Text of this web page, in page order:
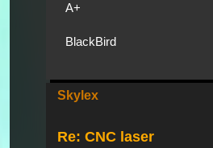
A+
BlackBird
Skylex
Re: CNC laser